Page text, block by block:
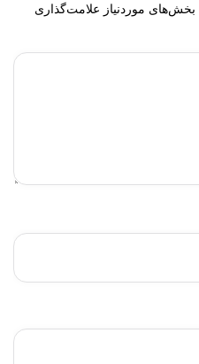
بخش‌های موردنیاز علامت‌گذاری